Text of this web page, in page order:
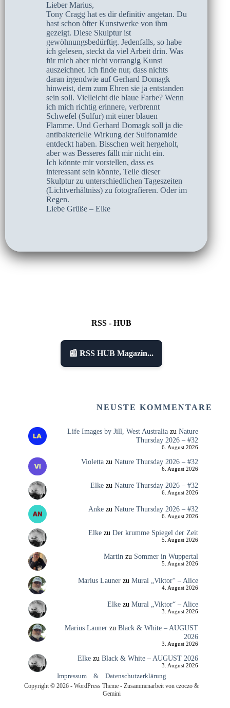
Lieber Marius,
Tony Cragg hat es dir definitiv angetan. Du
hast schon öfter Kunstwerke von ihm
gezeigt. Diese Skulptur ist
gewöhnungsbedürftig. Jedenfalls, so habe
ich gelesen, steckt da viel Arbeit drin. Was
für mich aber nicht vorrangig Kunst
auszeichnet. Ich finde nur, dass nichts
daran irgendwie auf Gerhard Domagk
hinweist, dem zum Ehren sie ja entstanden
sein soll. Vielleicht die blaue Farbe? Wenn
ich mich richtig erinnere, verbrennt
Schwefel (Sulfur) mit einer blauen
Flamme. Und Gerhard Domagk soll ja die
antibakterielle Wirkung der Sulfonamide
entdeckt haben. Bisschen weit hergeholt,
aber was Besseres fällt mir nicht ein.
Ich könnte mir vorstellen, dass es
interessant sein könnte, Teile dieser
Skulptur zu unterschiedlichen Tageszeiten
(Lichtverhältniss) zu fotografieren. Oder im
Regen.
Liebe Grüße – Elke
RSS - HUB
📰 RSS HUB Magazin...
NEUSTE KOMMENTARE
Life Images by Jill, West Australiazu Nature
Thursday 2026 – #32
6. August 2026
Violettazu Nature Thursday 2026 – #32
6. August 2026
Elkezu Nature Thursday 2026 – #32
6. August 2026
Ankezu Nature Thursday 2026 – #32
6. August 2026
Elkezu Der krumme Spiegel der Zeit
5. August 2026
Martinzu Sommer in Wuppertal
5. August 2026
Marius Launerzu Mural „Viktor“ – Alice
4. August 2026
Elkezu Mural „Viktor“ – Alice
3. August 2026
Marius Launerzu Black & White – AUGUST
2026
3. August 2026
Elkezu Black & White – AUGUST 2026
3. August 2026
Impressum & Datenschutzerklärung
Copyright © 2026 - WordPress Theme - Zusammenarbeit von czoczo &
Gemini